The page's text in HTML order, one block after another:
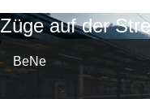
Züge auf der
BeNe